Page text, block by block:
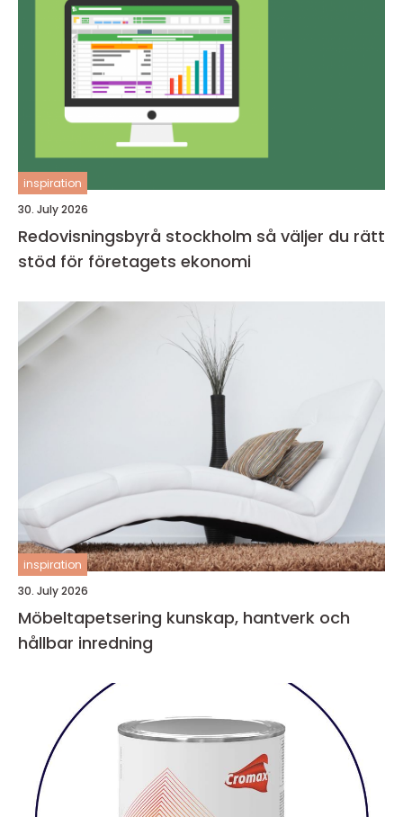
inspiration
30. July 2026
Redovisningsbyrå stockholm så väljer du rätt
stöd för företagets ekonomi
inspiration
30. July 2026
Möbeltapetsering kunskap, hantverk och
hållbar inredning